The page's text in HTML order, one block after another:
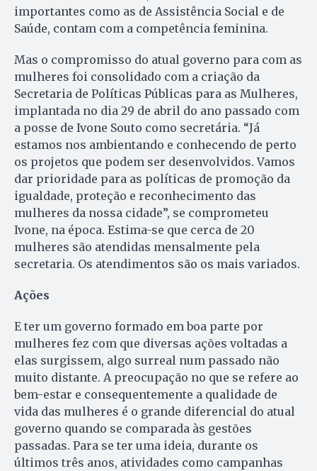
importantes como as de Assistência Social e de
Saúde, contam com a competência feminina.
Mas o compromisso do atual governo para com as
mulheres foi consolidado com a criação da
Secretaria de Políticas Públicas para as Mulheres,
implantada no dia 29 de abril do ano passado com
a posse de Ivone Souto como secretária. “Já
estamos nos ambientando e conhecendo de perto
os projetos que podem ser desenvolvidos. Vamos
dar prioridade para as políticas de promoção da
igualdade, proteção e reconhecimento das
mulheres da nossa cidade”, se comprometeu
Ivone, na época. Estima-se que cerca de 20
mulheres são atendidas mensalmente pela
secretaria. Os atendimentos são os mais variados.
Ações
E ter um governo formado em boa parte por
mulheres fez com que diversas ações voltadas a
elas surgissem, algo surreal num passado não
muito distante. A preocupação no que se refere ao
bem-estar e consequentemente a qualidade de
vida das mulheres é o grande diferencial do atual
governo quando se comparada às gestões
passadas. Para se ter uma ideia, durante os
últimos três anos, atividades como campanhas